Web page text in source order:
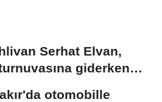
Serhat Elvan,
giderken
otomobille